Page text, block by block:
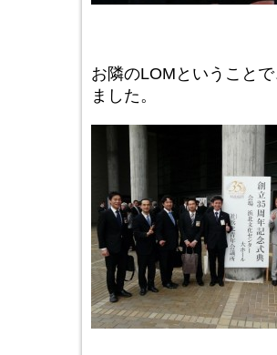
お隣のLOMということ
ました。